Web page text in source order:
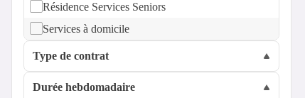
Résidence Services Seniors
Services à domicile
Type de contrat
Durée hebdomadaire